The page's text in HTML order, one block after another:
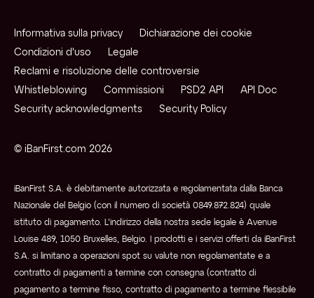
© iBanFirst.com 2026
Informativa sulla privacy Dichiarazione dei cookie
Condizioni d'uso Legale
Reclami e risoluzione delle controversie
Whistleblowing Commissioni PSD2 API API Doc
Security acknowledgments Security Policy
iBanFirst S.A. è debitamente autorizzata e regolamentata dalla Banca
Nazionale del Belgio (con il numero di società 0849.872.824) quale
istituto di pagamento. L’indirizzo della nostra sede legale è Avenue
Louise 489, 1050 Bruxelles, Belgio. I prodotti e i servizi offerti da iBanFirst
S.A. si limitano a operazioni spot su valute non regolamentate e a
contratto di pagamenti a termine con consegna (contratto di
pagamento a termine fisso, contratto di pagamento a termine flessibile